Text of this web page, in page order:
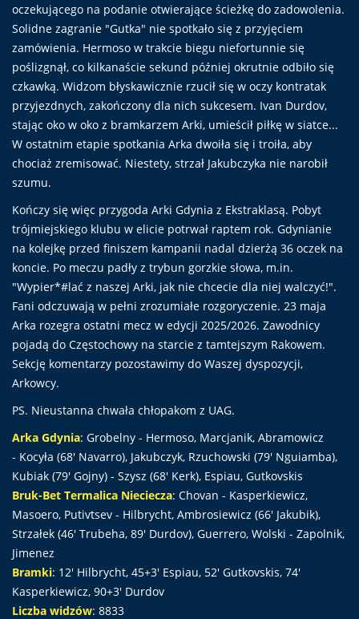
oczekującego na podanie otwierające ścieżkę do zadowolenia.
Solidne zagranie "Gutka" nie spotkało się z przyjęciem
zamówienia. Hermoso w trakcie biegu niefortunnie się
poślizgnął, co kilkanaście sekund później okrutnie odbiło się
czkawką. Widzom błyskawicznie rzucił się w oczy kontratak
przyjezdnych, zakończony dla nich sukcesem. Ivan Durdov,
stając oko w oko z bramkarzem Arki, umieścił piłkę w siatce...
W ostatnim etapie spotkania Arka dwoiła się i troiła, aby
chociaż zremisować. Niestety, strzał Jakubczyka nie narobił
szumu.
Kończy się więc przygoda Arki Gdynia z Ekstraklasą. Pobyt
trójmiejskiego klubu w elicie potrwał raptem rok. Gdynianie
na kolejkę przed finiszem kampanii nadal dzierżą 36 oczek na
koncie. Po meczu padły z trybun gorzkie słowa, m.in.
"Wypier*#lać z naszej Arki, jak nie chcecie dla niej walczyć!".
Fani odczuwają w pełni zrozumiałe rozgoryczenie. 23 maja
Arka rozegra ostatni mecz w edycji 2025/2026. Zawodnicy
pojadą do Częstochowy na starcie z tamtejszym Rakowem.
Sekcję komentarzy pozostawimy do Waszej dyspozycji,
Arkowcy.
PS. Nieustanna chwała chłopakom z UAG.
Arka Gdynia: Grobelny - Hermoso, Marcjanik, Abramowicz
- Kocyła (68' Navarro), Jakubczyk, Rzuchowski (79' Nguiamba),
Kubiak (79' Gojny) - Szysz (68' Kerk), Espiau, Gutkovskis
Bruk-Bet Termalica Nieciecza: Chovan - Kasperkiewicz,
Masoero, Putivtsev - Hilbrycht, Ambrosiewicz (66' Jakubik),
Strzałek (46' Trubeha, 89' Durdov), Guerrero, Wolski - Zapolnik,
Jimenez
Bramki: 12' Hilbrycht, 45+3' Espiau, 52' Gutkovskis, 74'
Kasperkiewicz, 90+3' Durdov
Liczba widzów: 8833